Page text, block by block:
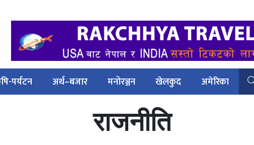
पर्यटन अर्थ–बजार मनोरञ्जन खेलकुद अमेरिका
राजनीति